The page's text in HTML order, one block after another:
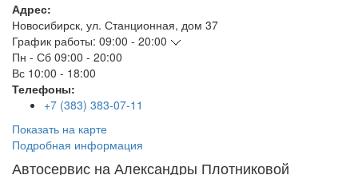
Адрес:
Новосибирск, ул. Станционная, дом 37
График работы: 09:00 - 20:00
Пн - Сб 09:00 - 20:00
Вс 10:00 - 18:00
Телефоны:
+7 (383) 383-07-11
Показать на карте
Подробная информация
Автосервис на Александры Плотниковой